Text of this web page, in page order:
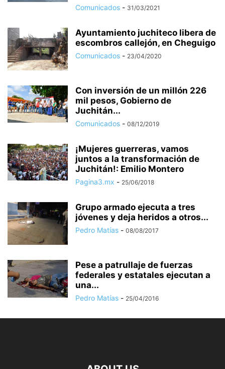
Comunicados - 31/03/2021
Ayuntamiento juchiteco libera de
escombros callejón, en Cheguigo
Comunicados - 23/04/2020
Con inversión de un millón 226
mil pesos, Gobierno de
Juchitán...
Comunicados - 08/12/2019
¡Mujeres guerreras, vamos
juntos a la transformación de
Juchitán!: Emilio Montero
Pagina3.mx - 25/06/2018
Grupo armado ejecuta a tres
jóvenes y deja heridos a otros...
Pedro Matías - 08/08/2017
Pese a patrullaje de fuerzas
federales y estatales ejecutan a
una...
Pedro Matías - 25/04/2016